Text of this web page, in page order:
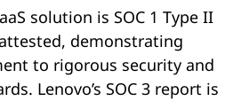
solution is SOC 1 Type II
demonstrating
to rigorous security and
Lenovo’s SOC 3 report is